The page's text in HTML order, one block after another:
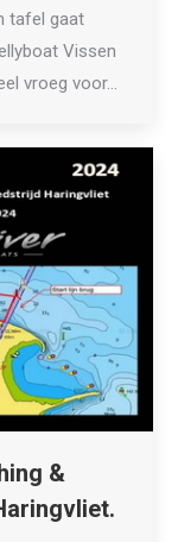
tafel gaat
Vissen
vroeg voor…
&